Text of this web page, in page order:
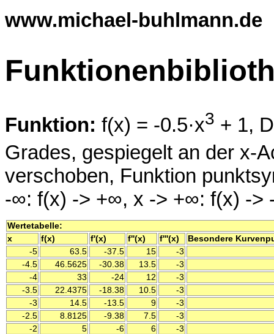
www.michael-buhlmann.de
Funktion: f(x) = -0.5·x3 + 1, D
Grades, gespiegelt an der x-
verschoben, Funktion
-∞: f(x) -> +∞, x -> +∞: f(x) ->
Wertetabelle:
x
f(x) f'(x) f''(x) f'''(x)
Besondere
-5
63.5 -37.5 15
-3
-4.5
46.5625 -30.38 13.5
-3
-4
33 -24 12
-3
-3.5
22.4375 -18.38 10.5
-3
-3
14.5 -13.5 9
-3
-2.5
8.8125 -9.38 7.5
-3
-2
5 -6 6
-3